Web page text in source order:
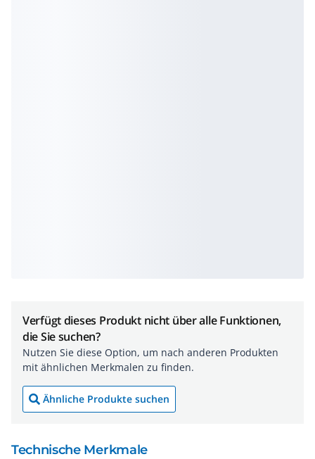
Verfügt dieses Produkt nicht über alle Funktionen,
die Sie suchen?
Nutzen Sie diese Option, um nach anderen Produkten
mit ähnlichen Merkmalen zu finden.
Ähnliche Produkte suchen
Technische Merkmale